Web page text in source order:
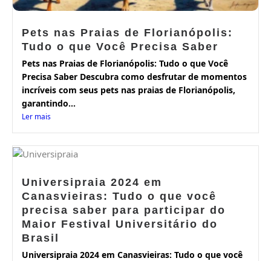
Pets nas Praias de Florianópolis:
Tudo o que Você Precisa Saber
Pets nas Praias de Florianópolis: Tudo o que Você
Precisa Saber Descubra como desfrutar de momentos
incríveis com seus pets nas praias de Florianópolis,
garantindo...
Ler mais
Universipraia 2024 em
Canasvieiras: Tudo o que você
precisa saber para participar do
Maior Festival Universitário do
Brasil
Universipraia 2024 em Canasvieiras: Tudo o que você